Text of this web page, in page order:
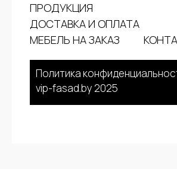
ПРОДУКЦИЯ
ДОСТАВКА И ОПЛАТА
МЕБЕЛЬ НА ЗАКАЗ
Политика
vip-fasad.by 2025